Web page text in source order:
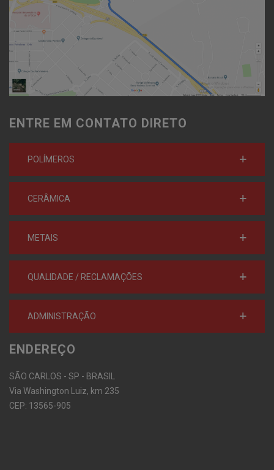
ENTRE EM CONTATO DIRETO
POLÍMEROS
CERÂMICA
METAIS
QUALIDADE / RECLAMAÇÕES
ADMINISTRAÇÃO
ENDEREÇO
SÃO CARLOS - SP - BRASIL
Via Washington Luiz, km 235
CEP: 13565-905